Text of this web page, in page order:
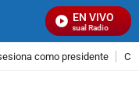
EN VIVO
Señal Visual Radio
como presidente